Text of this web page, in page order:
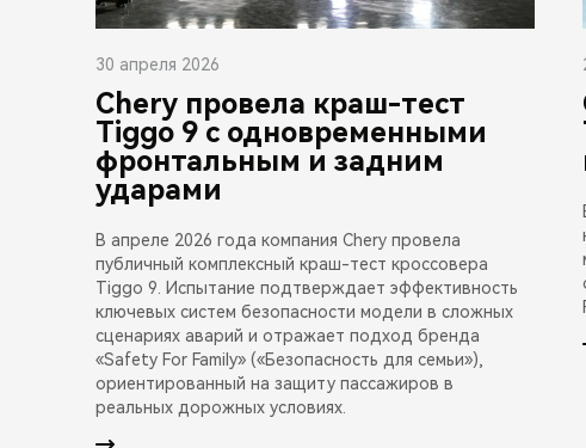
30 апреля 2026
Chery провела краш-тест
Tiggo 9 с одновременными
фронтальным и задним
ударами
В апреле 2026 года компания Chery провела
публичный комплексный краш-тест кроссовера
Tiggo 9. Испытание подтверждает эффективность
ключевых систем безопасности модели в сложных
сценариях аварий и отражает подход бренда
«Safety For Family» («Безопасность для семьи»),
ориентированный на защиту пассажиров в
реальных дорожных условиях.